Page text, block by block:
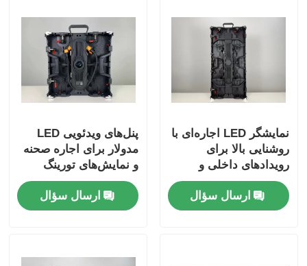
نمایشگر LED اجاره‌ای با
روشنایی بالا برای
رویدادهای داخلی و
خارجی از Guide Visual
ارسال سؤال
پنل‌های ویدئویی LED
مدولار برای اجاره صحنه
و نمایش‌های تورینگ
ارسال سؤال